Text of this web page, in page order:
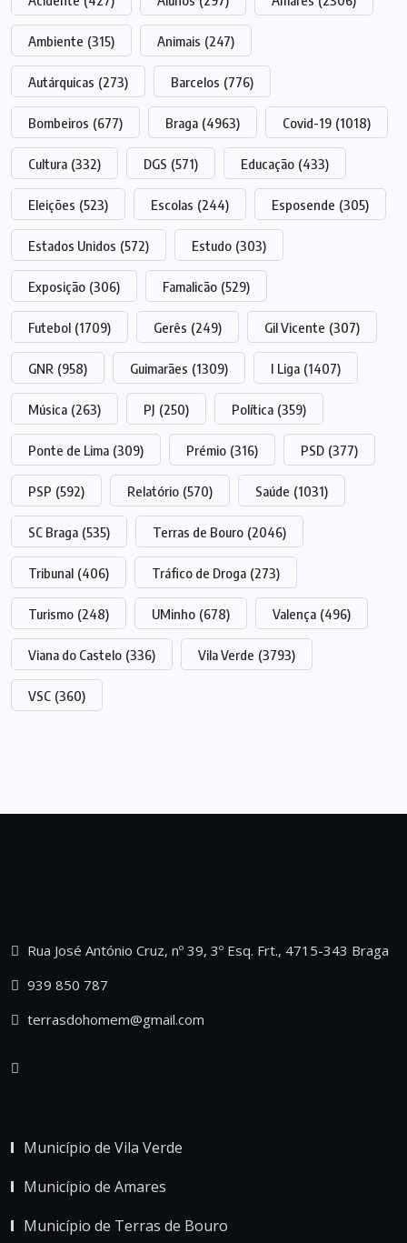
Ambiente (315) Animais (247)
Autárquicas (273) Barcelos (776)
Bombeiros (677) Braga (4963) Covid-19 (1018)
Cultura (332) DGS (571) Educação (433)
Eleições (523) Escolas (244) Esposende (305)
Estados Unidos (572) Estudo (303)
Exposição (306) Famalicão (529)
Futebol (1709) Gerês (249) Gil Vicente (307)
GNR (958) Guimarães (1309) I Liga (1407)
Música (263) PJ (250) Política (359)
Ponte de Lima (309) Prémio (316) PSD (377)
PSP (592) Relatório (570) Saúde (1031)
SC Braga (535) Terras de Bouro (2046)
Tribunal (406) Tráfico de Droga (273)
Turismo (248) UMinho (678) Valença (496)
Viana do Castelo (336) Vila Verde (3793)
VSC (360)
Rua José António Cruz, nº 39, 3º Esq. Frt., 4715-343 Braga
939 850 787
terrasdohomem@gmail.com
Município de Vila Verde
Município de Amares
Município de Terras de Bouro